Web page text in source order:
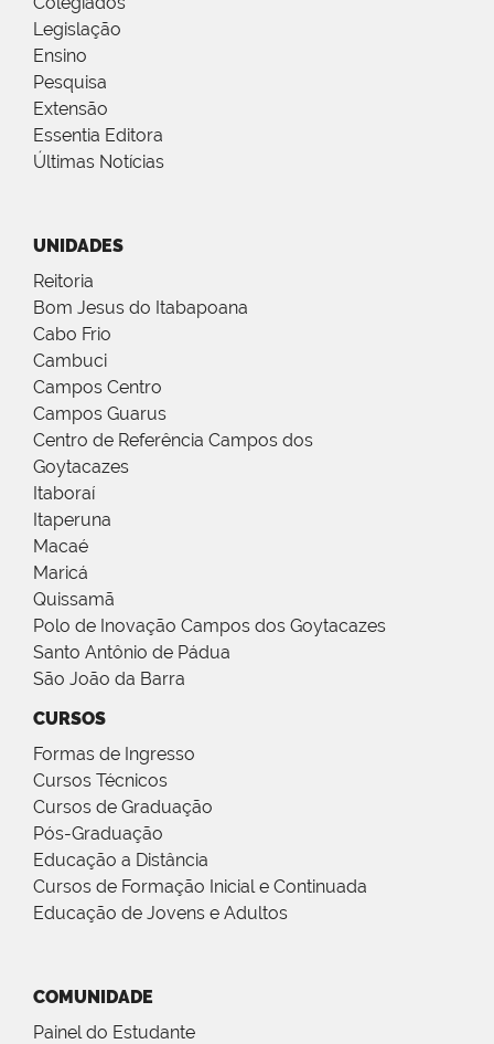
Legislação
Ensino
Pesquisa
Extensão
Essentia Editora
Últimas Notícias
UNIDADES
Reitoria
Bom Jesus do Itabapoana
Cabo Frio
Cambuci
Campos Centro
Campos Guarus
Centro de Referência Campos dos
Goytacazes
Itaboraí
Itaperuna
Macaé
Maricá
Quissamã
Polo de Inovação Campos dos Goytacazes
Santo Antônio de Pádua
São João da Barra
CURSOS
Formas de Ingresso
Cursos Técnicos
Cursos de Graduação
Pós-Graduação
Educação a Distância
Cursos de Formação Inicial e Continuada
Educação de Jovens e Adultos
COMUNIDADE
Painel do Estudante